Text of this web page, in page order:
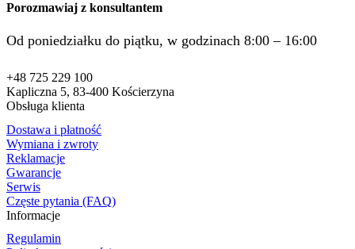
Porozmawiaj z konsultantem
Od poniedziałku do piątku, w godzinach 8:00 – 16:00
+48 725 229 100
Kapliczna 5, 83-400 Kościerzyna
Obsługa klienta
Dostawa i płatność
Wymiana i zwroty
Reklamacje
Gwarancje
Serwis
Częste pytania (FAQ)
Informacje
Regulamin